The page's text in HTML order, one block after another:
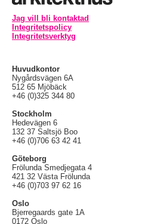
Jag vill bli kontaktad
Integritetspolicy
Integritetsverktyg
Huvudkontor
Nygårdsvägen 6A
512 65 Mjöbäck
+46 (0)325 344 80
Stockholm
Hedevägen 6
132 37 Saltsjö Boo
+46 (0)706 63 42 41
Göteborg
Frölunda Smedjegata 4
421 32 Västa Frölunda
+46 (0)703 97 62 16
Oslo
Bjerregaards gate 1A
0172 Oslo